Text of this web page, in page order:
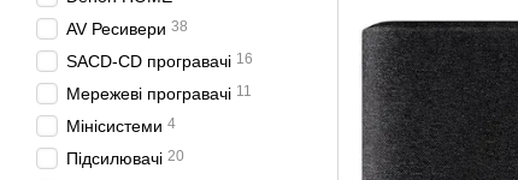
AV Ресивери 38
SACD-CD програвачі 16
Мережеві програвачі 11
Мінісистеми 4
Підсилювачі 20